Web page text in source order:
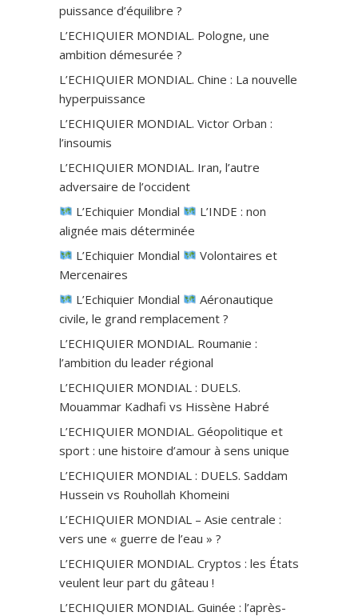
puissance d’équilibre ?
L’ECHIQUIER MONDIAL. Pologne, une
ambition démesurée ?
L’ECHIQUIER MONDIAL. Chine : La nouvelle
hyperpuissance
L’ECHIQUIER MONDIAL. Victor Orban :
l’insoumis
L’ECHIQUIER MONDIAL. Iran, l’autre
adversaire de l’occident
L’Echiquier Mondial
L’INDE : non
alignée mais déterminée
L’Echiquier Mondial
Volontaires et
Mercenaires
L’Echiquier Mondial
Aéronautique
civile, le grand remplacement ?
L’ECHIQUIER MONDIAL. Roumanie :
l’ambition du leader régional
L’ECHIQUIER MONDIAL : DUELS.
Mouammar Kadhafi vs Hissène Habré
L’ECHIQUIER MONDIAL. Géopolitique et
sport : une histoire d’amour à sens unique
L’ECHIQUIER MONDIAL : DUELS. Saddam
Hussein vs Rouhollah Khomeini
L’ECHIQUIER MONDIAL – Asie centrale :
vers une « guerre de l’eau » ?
L’ECHIQUIER MONDIAL. Cryptos : les États
veulent leur part du gâteau !
L’ECHIQUIER MONDIAL. Guinée : l’après-